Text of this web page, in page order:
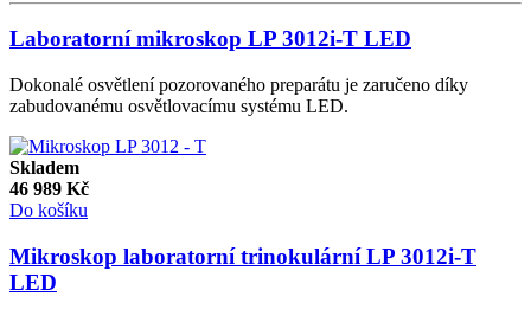
Laboratorní mikroskop LP 3012i-T LED
Dokonalé osvětlení pozorovaného preparátu je zaručeno díky
zabudovanému osvětlovacímu systému LED.
Skladem
46 989 Kč
Do košíku
Mikroskop laboratorní trinokulární LP 3012i-T
LED